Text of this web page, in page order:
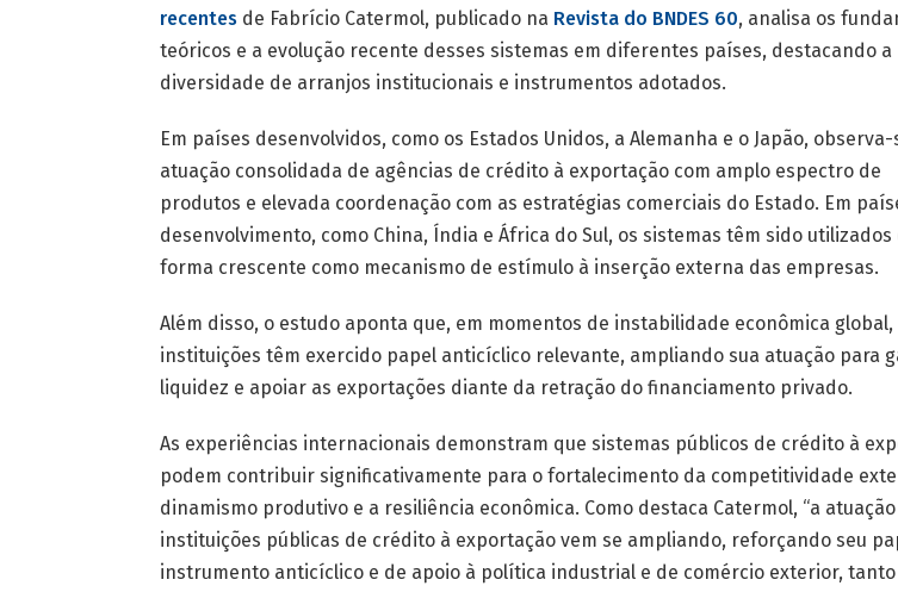
recentes de Fabrício Catermol, publicado na Revista do BNDES 60, analisa os
teóricos e a evolução recente desses sistemas em diferentes países, destacando a
diversidade de arranjos institucionais e instrumentos adotados.
Em países desenvolvidos, como os Estados Unidos, a Alemanha e o Japão, observa-
atuação consolidada de agências de crédito à exportação com amplo espectro de
produtos e elevada coordenação com as estratégias comerciais do Estado. Em
desenvolvimento, como China, Índia e África do Sul, os sistemas têm sido utilizados
forma crescente como mecanismo de estímulo à inserção externa das empresas.
Além disso, o estudo aponta que, em momentos de instabilidade econômica global,
instituições têm exercido papel anticíclico relevante, ampliando sua atuação para
liquidez e apoiar as exportações diante da retração do financiamento privado.
As experiências internacionais demonstram que sistemas públicos de crédito à
podem contribuir significativamente para o fortalecimento da competitividade
dinamismo produtivo e a resiliência econômica. Como destaca Catermol, “a
instituições públicas de crédito à exportação vem se ampliando, reforçando seu
instrumento anticíclico e de apoio à política industrial e de comércio exterior, tanto